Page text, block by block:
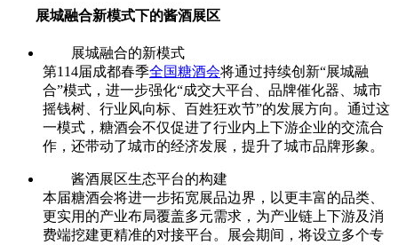
展城融合新模式下的酱酒展区
展城融合的新模式
第114届成都春季全国糖酒会将通过持续创新“展城融
合”模式，进一步强化“成交大平台、品牌催化器、城市
摇钱树、行业风向标、百姓狂欢节”的发展方向。通过这
一模式，糖酒会不仅促进了行业内上下游企业的交流合
作，还带动了城市的经济发展，提升了城市品牌形象。
酱酒展区生态平台的构建
本届糖酒会将进一步拓宽展品边界，以更丰富的品类、
更实用的产业布局覆盖多元需求，为产业链上下游及消
费端挖建更精准的对接平台。展会期间，将设立多个专